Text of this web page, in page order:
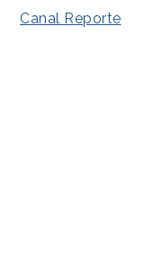
Canal Reporte